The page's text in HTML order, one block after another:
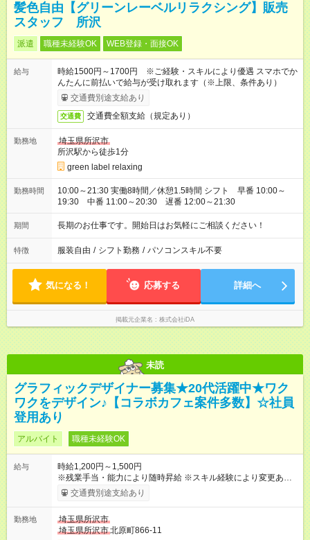
髪色自由【グリーンレーベルリラクシング】販売
スタッフ 所沢
派遣 職種未経験OK WEB登録・面接OK
給与
時給1500円～1700円 ※ご経験・スキルにより優遇 スマホでか
んたんに前払いで給与が受け取れます（※上限、条件あり）
交通費別途支給あり
交通費 交通費全額支給（規定あり）
勤務地
埼玉県所沢市
所沢駅から徒歩1分
green label relaxing
勤務時間
10:00～21:30 実働8時間／休憩1.5時間 シフト 早番 10:00～
19:30 中番 11:00～20:30 遅番 12:00～21:30
期間 長期のお仕事です。開始日はお気軽にご相談ください！
特徴 服装自由 / シフト勤務 / パソコンスキル不要
気になる！ 応募する 詳細へ
掲載元企業名 株式会社iDA
未読
グラフィックデザイナー募集★20代活躍中★ワク
ワクをデザイン♪【コラボカフェ案件多数】☆社員
登用あり
アルバイト 職種未経験OK
給与
時給1,200円～1,500円
※残業手当・能力により随時昇給 ※スキル経験により変更あり
【試用期間】試用期間あり 試用期間の長さ：3ヶ月 雇用形態、
給与は本採用時と同じです。
交通費別途支給あり
勤務地
埼玉県所沢市
埼玉県所沢市北原町866-11